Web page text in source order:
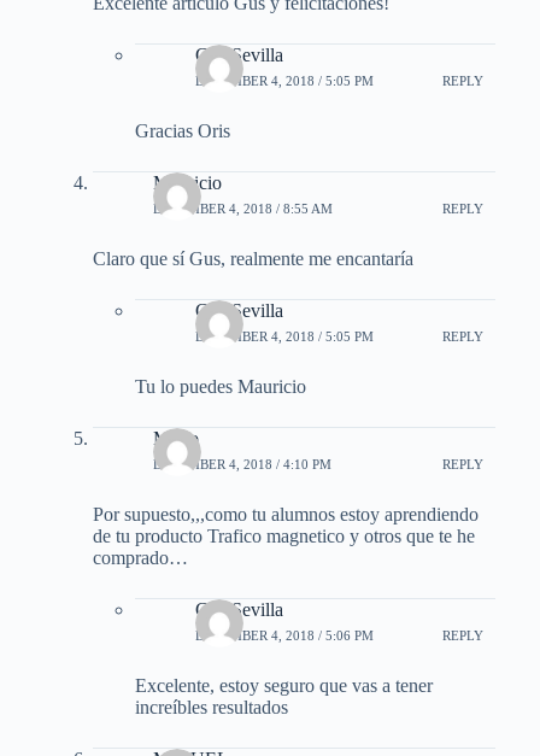
Gus Sevilla
DECEMBER 4, 2018 / 5:05 PM REPLY
Gracias Oris
Mauricio
DECEMBER 4, 2018 / 8:55 AM REPLY
Claro que sí Gus, realmente me encantaría
Gus Sevilla
DECEMBER 4, 2018 / 5:05 PM REPLY
Tu lo puedes Mauricio
Mario
DECEMBER 4, 2018 / 4:10 PM REPLY
Por supuesto,,,como tu alumnos estoy aprendiendo
de tu producto Trafico magnetico y otros que te he
comprado…
Gus Sevilla
DECEMBER 4, 2018 / 5:06 PM REPLY
Excelente, estoy seguro que vas a tener
increíbles resultados